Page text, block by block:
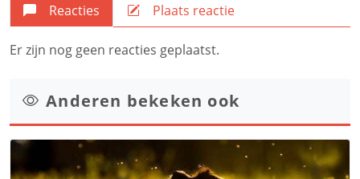
Reacties Plaats reactie
Er zijn nog geen reacties geplaatst.
Anderen bekeken ook